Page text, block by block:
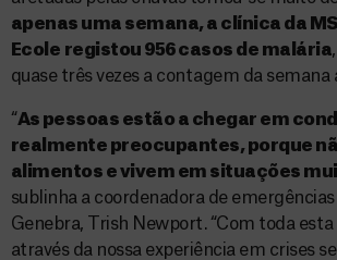
apenas uma semana, a clínica da
Ecole registou 956 casos de malária
quase três vezes a contagem da semana
“As pessoas estão a chegar em
realmente preocupantes, porque
alimentos e vivem em situações
sublinha a coordenadora de
Genebra, Trish Newport. “Com toda esta
através da nossa experiência em crises